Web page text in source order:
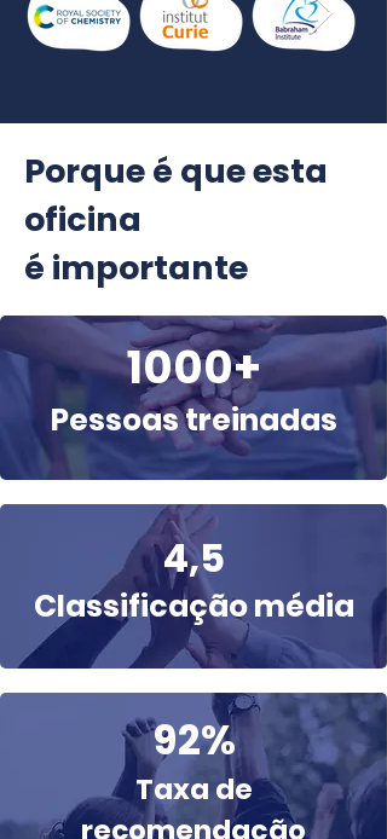
Porque é que esta
oficina
é importante
1000+
Pessoas treinadas
4,5
Classificação média
92%
Taxa de
recomendação